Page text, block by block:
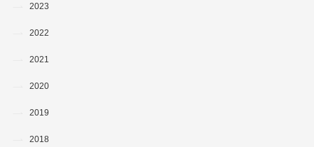
2023
2022
2021
2020
2019
2018